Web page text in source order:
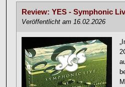
Review: YES - Symphonic
Veröffentlicht am 16.02.2026